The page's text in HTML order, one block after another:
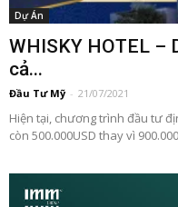
Dự Án
WHISKY HOTEL –
cả...
Đầu Tư Mỹ - 21/07/2021
Hiện tại, chương trình đầu tư
còn 500.000USD thay vì